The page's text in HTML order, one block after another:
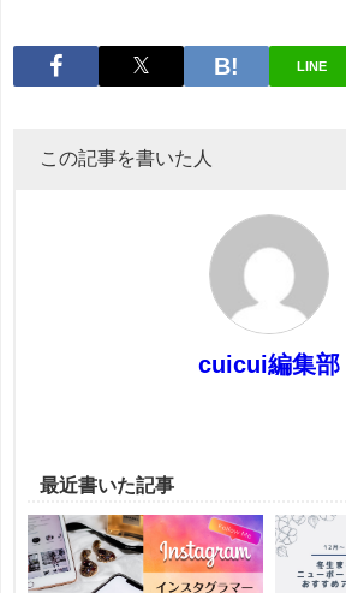
LINE
この記事を書いた人
cuicui編集部
最近書いた記事